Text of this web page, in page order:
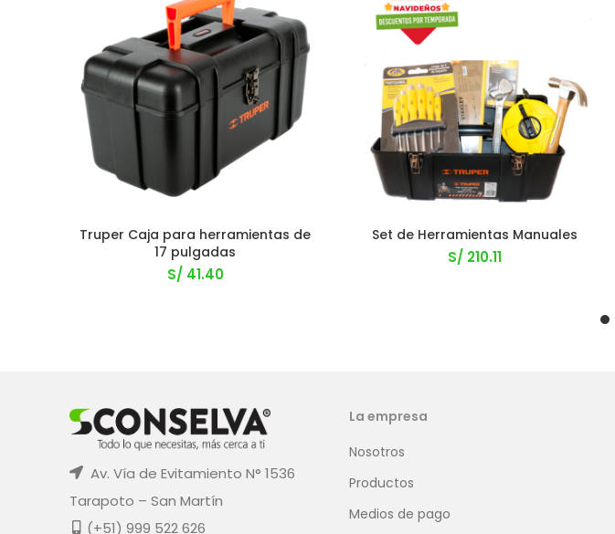
Truper Caja para herramientas de
17 pulgadas
S/41.40
Set de Herramientas Manuales
S/210.11
Av. Vía de Evitamiento N° 1536
Tarapoto – San Martín
(+51) 999 522 626
La empresa
Nosotros
Productos
Medios de pago